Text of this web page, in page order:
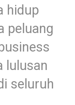
hidup
peluang
lulusan
seluruh